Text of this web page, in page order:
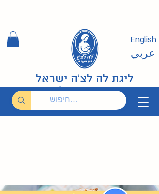
ליגת לה לצ'ה ישראל
English
عربي